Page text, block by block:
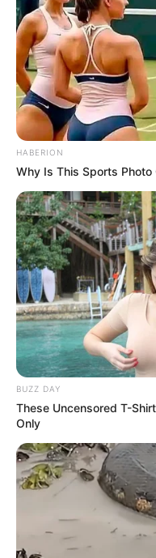
HABERION
Why Is This Sports Photo
BUZZ DAY
These Uncensored T-
Only